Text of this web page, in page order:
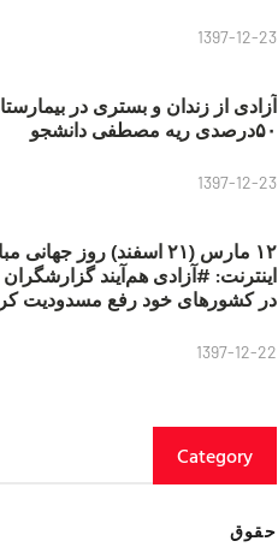
1397-12-23
آزادی از زندان و بستری در
۵۰درصدی ریه مصطفی دانشجو
1397-12-23
۱۲ مارس (۲۱ اسفند) روز
در کشورهای خود رفع مسدودیت
1397-12-22
Category
حقوق